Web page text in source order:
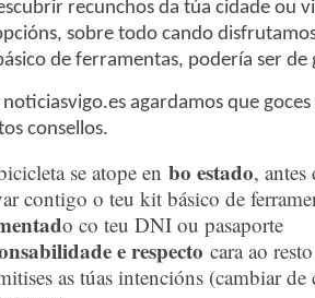
recunchos da túa cidade ou
sobre todo cando
de ferramentas, podería ser de
noticiasvigo.es agardamos que
consellos.
se atope en bo estado, antes
contigo o teu kit básico de
o co teu DNI ou pasaporte
e respecto cara ao
as túas intencións (cambiar